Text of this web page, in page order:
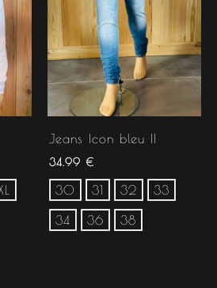
Jeans Icon bleu II
34.99 €
30 31 32 33
34 36 38